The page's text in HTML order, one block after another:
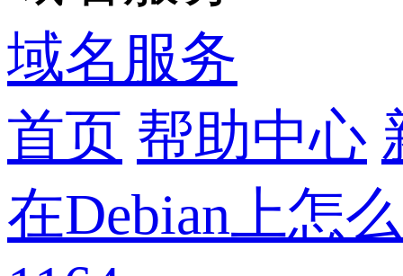
域名服务
首页 帮助中心
在Debian上怎